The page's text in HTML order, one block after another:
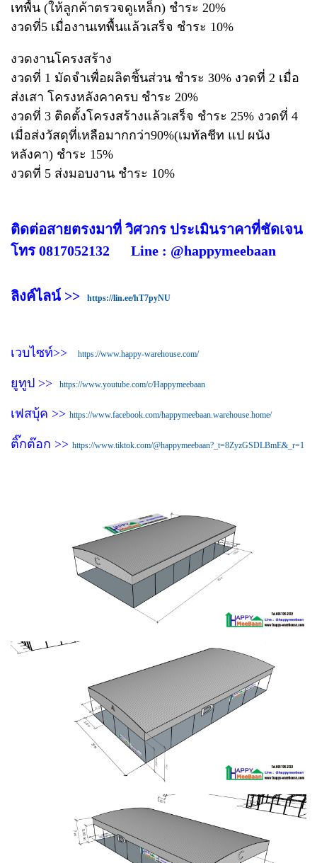
เทพื้น (ให้ลูกค้าตรวจดูเหล็ก) ชำระ 20%
งวดที่5 เมื่องานเทพื้นแล้วเสร็จ ชำระ 10%
งวดงานโครงสร้าง
งวดที่ 1 มัดจำเพื่อผลิตชิ้นส่วน ชำระ 30% งวดที่ 2 เมื่อ
ส่งเสา โครงหลังคาครบ ชำระ 20%
งวดที่ 3 ติดตั้งโครงสร้างแล้วเสร็จ ชำระ 25% งวดที่ 4
เมื่อส่งวัสดุที่เหลือมากกว่า90%(เมทัลชีท แป ผนัง
หลังคา) ชำระ 15%
งวดที่ 5 ส่งมอบงาน ชำระ 10%
ติดต่อสายตรงมาที่ วิศวกร ประเมินราคาที่ชัดเจน
โทร 0817052132 Line : @happymeebaan
ลิงค์ไลน์ >> https://lin.ee/hT7pyNU
เวบไซท์>> https://www.happy-warehouse.com/
ยูทูป >> https://www.youtube.com/c/Happymeebaan
เฟสบุ้ค >> https://www.facebook.com/happymeebaan.warehouse.home/
ติ๊กต๊อก >> https://www.tiktok.com/@happymeebaan?_t=8ZyzGSDLBmE&_r=1